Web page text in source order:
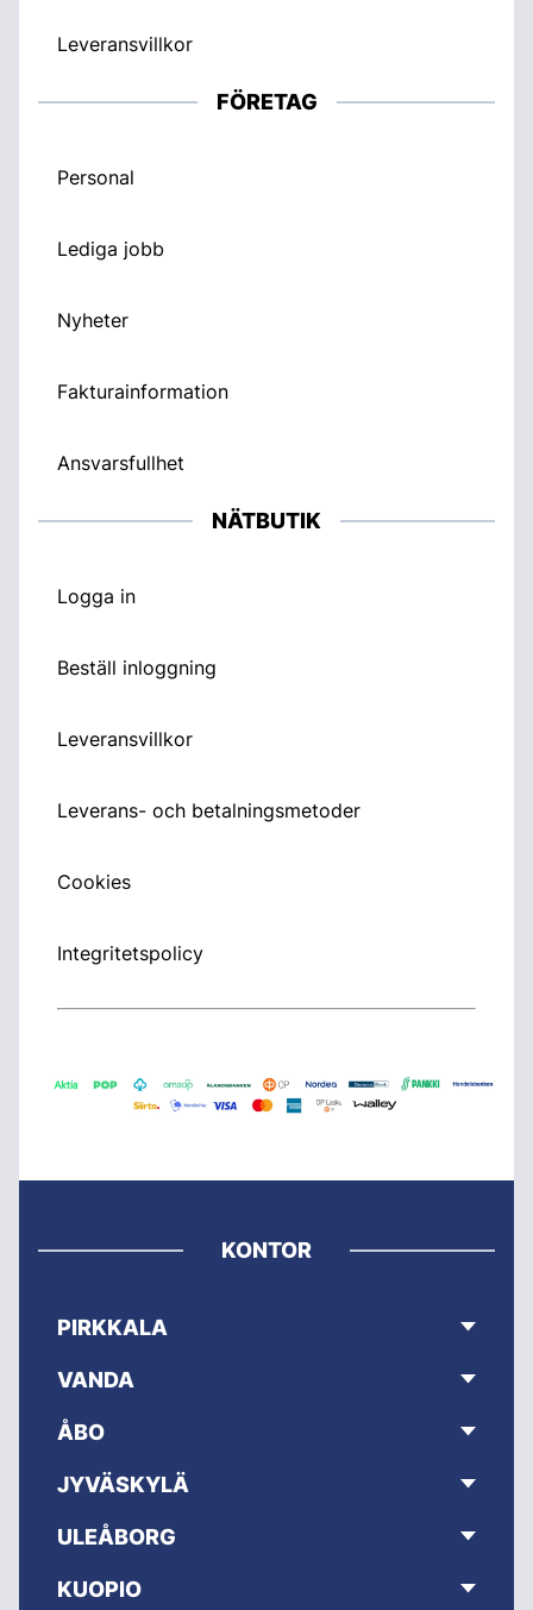
Leveransvillkor
FÖRETAG
Personal
Lediga jobb
Nyheter
Fakturainformation
Ansvarsfullhet
NÄTBUTIK
Logga in
Beställ inloggning
Leveransvillkor
Leverans- och betalningsmetoder
Cookies
Integritetspolicy
KONTOR
PIRKKALA
VANDA
ÅBO
JYVÄSKYLÄ
ULEÅBORG
KUOPIO